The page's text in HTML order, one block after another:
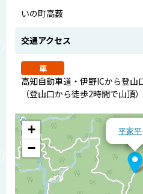
いの町高薮
交通アクセス
車
高知自動車道・伊野ICから登山
（登山口から徒歩2時間で山頂）
平家平
+
−